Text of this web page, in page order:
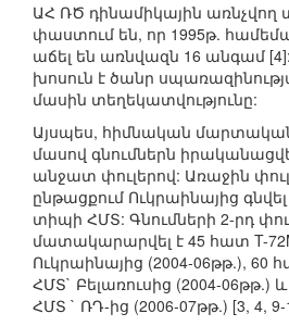
ԱՀ ՌԾ դինամիկային առնչվող
փաստում են, որ 1995թ.
աճել են առնվազն 16 անգամ
խոսուն է ծանր
մասին տեղեկատվությունը:
Այսպես, հիմնական
մասով գնումներն
անջատ փուլերով: Առաջին
ընթացքում Ուկրաինայից
տիպի ՀՄՏ: Գնումների 2-րդ
մատակարարվել է 45 հատ T-
Ուկրաինայից (2004-06թթ.), 60
ՀՄՏ` Բելառուսից (2004-06թթ.)
ՀՄՏ ` ՌԴ-ից (2006-07թթ.) [3, 4, 9-